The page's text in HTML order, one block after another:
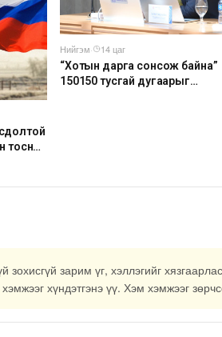
тосны
Нийгэм·
14 цаг
“Хотын дарга сонсож байна”
150150 тусгай дугаарыг
зарим үг, хэллэгийг
хүндэтгэнэ үү. Хэм хэмжээг